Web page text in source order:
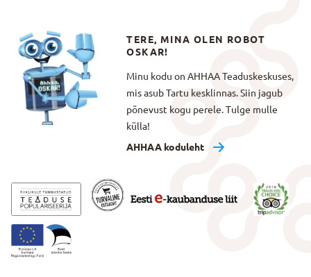
TERE, MINA OLEN ROBOT
OSKAR!
Minu kodu on AHHAA Teaduskeskuses,
mis asub Tartu kesklinnas. Siin jagub
põnevust kogu perele. Tulge mulle
külla!
AHHAA koduleht